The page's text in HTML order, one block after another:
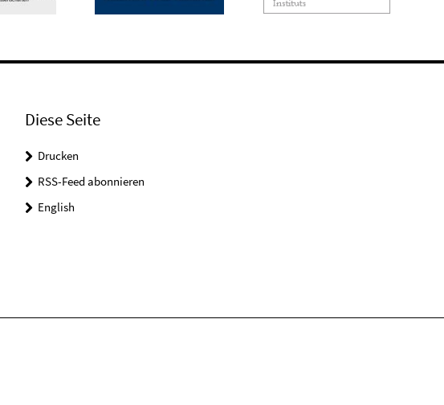
Diese Seite
Drucken
RSS-Feed abonnieren
English